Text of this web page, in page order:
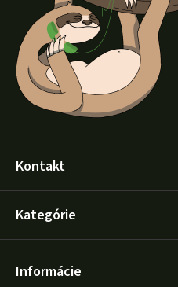
Kontakt
Kategórie
Informácie